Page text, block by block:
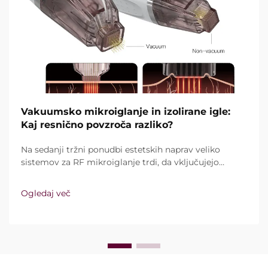
Vakuumsko mikroiglanje in izolirane igle:
Kaj resnično povzroča razliko?
Na sedanji tržni ponudbi estetskih naprav veliko
sistemov za RF mikroiglanje trdi, da vključujejo
vprašanje pa ni le, ali te funkcije sploh obstajajo,
temveč kako natančno delujejo med kliničnim
Ogledaj več